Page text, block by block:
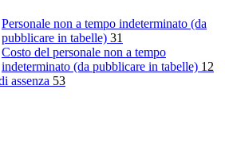
Personale non a tempo indeterminato (da
pubblicare in tabelle) 31
Costo del personale non a tempo
indeterminato (da pubblicare in tabelle) 12
assenza 53